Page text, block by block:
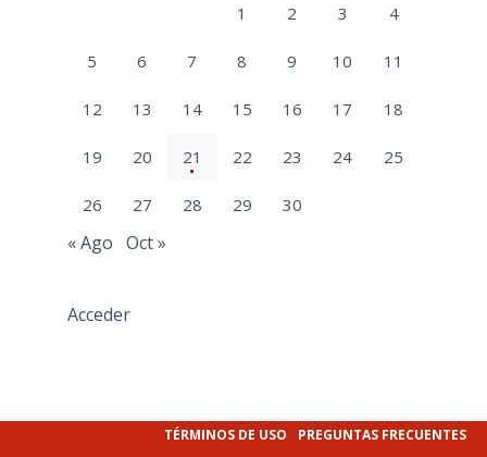
1 2 3 4
5 6 7 8 9 10 11
12 13 14 15 16 17 18
19 20 21 22 23 24 25
26 27 28 29 30
« Ago Oct »
Acceder
TÉRMINOS DE USO PREGUNTAS FRECUENTES